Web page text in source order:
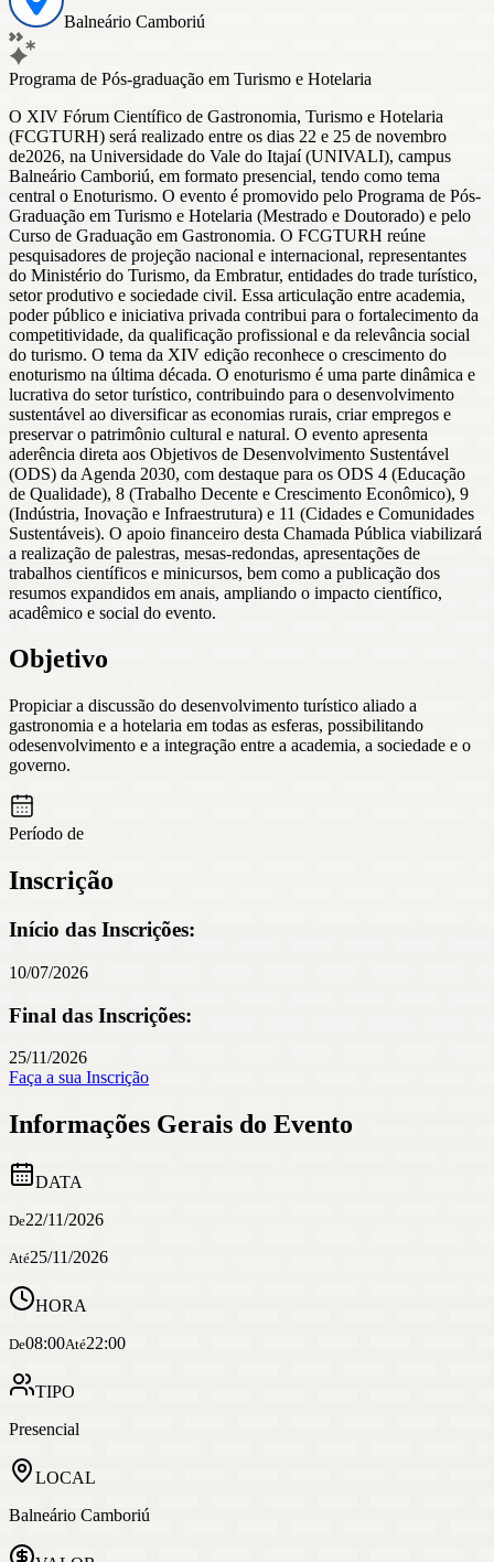
Balneário Camboriú
Programa de Pós-graduação em Turismo e Hotelaria
O XIV Fórum Científico de Gastronomia, Turismo e Hotelaria
(FCGTURH) será realizado entre os dias 22 e 25 de novembro
de2026, na Universidade do Vale do Itajaí (UNIVALI), campus
Balneário Camboriú, em formato presencial, tendo como tema
central o Enoturismo. O evento é promovido pelo Programa de Pós-
Graduação em Turismo e Hotelaria (Mestrado e Doutorado) e pelo
Curso de Graduação em Gastronomia. O FCGTURH reúne
pesquisadores de projeção nacional e internacional, representantes
do Ministério do Turismo, da Embratur, entidades do trade turístico,
setor produtivo e sociedade civil. Essa articulação entre academia,
poder público e iniciativa privada contribui para o fortalecimento da
competitividade, da qualificação profissional e da relevância social
do turismo. O tema da XIV edição reconhece o crescimento do
enoturismo na última década. O enoturismo é uma parte dinâmica e
lucrativa do setor turístico, contribuindo para o desenvolvimento
sustentável ao diversificar as economias rurais, criar empregos e
preservar o patrimônio cultural e natural. O evento apresenta
aderência direta aos Objetivos de Desenvolvimento Sustentável
(ODS) da Agenda 2030, com destaque para os ODS 4 (Educação
de Qualidade), 8 (Trabalho Decente e Crescimento Econômico), 9
(Indústria, Inovação e Infraestrutura) e 11 (Cidades e Comunidades
Sustentáveis). O apoio financeiro desta Chamada Pública viabilizará
a realização de palestras, mesas-redondas, apresentações de
trabalhos científicos e minicursos, bem como a publicação dos
resumos expandidos em anais, ampliando o impacto científico,
acadêmico e social do evento.
Objetivo
Propiciar a discussão do desenvolvimento turístico aliado a
gastronomia e a hotelaria em todas as esferas, possibilitando
odesenvolvimento e a integração entre a academia, a sociedade e o
governo.
Período de
Inscrição
Início das Inscrições:
10/07/2026
Final das Inscrições:
25/11/2026
Faça a sua Inscrição
Informações Gerais do Evento
DATA
De22/11/2026
Até25/11/2026
HORA
De08:00Até22:00
TIPO
Presencial
LOCAL
Balneário Camboriú